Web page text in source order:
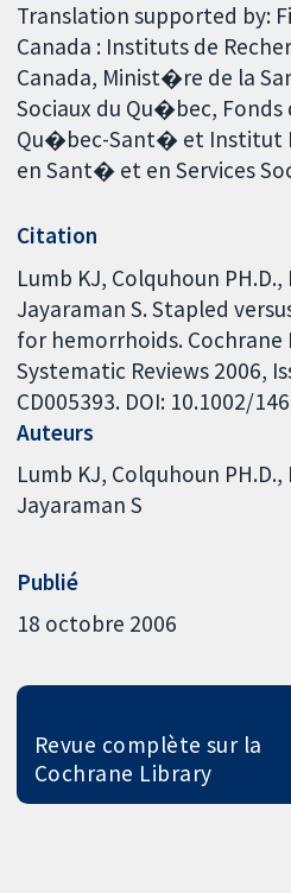
Translation supported by:
Canada : Instituts de
Canada, Minist�re de la
Sociaux du Qu�bec, Fonds
Qu�bec-Sant� et Institut
en Sant� et en Services
Citation
Lumb KJ, Colquhoun
Jayaraman S. Stapled
for hemorrhoids. Cochrane
Systematic Reviews 2006,
CD005393. DOI: 10.1002/
Auteurs
Lumb KJ Colquhoun PH.D.
Jayaraman S
Publié
18 octobre 2006
Revue complète sur la
Cochrane Library